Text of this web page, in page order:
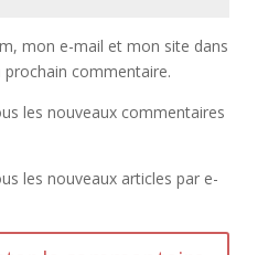
mon e-mail et mon site dans
commentaire.
les nouveaux commentaires
les nouveaux articles par e-